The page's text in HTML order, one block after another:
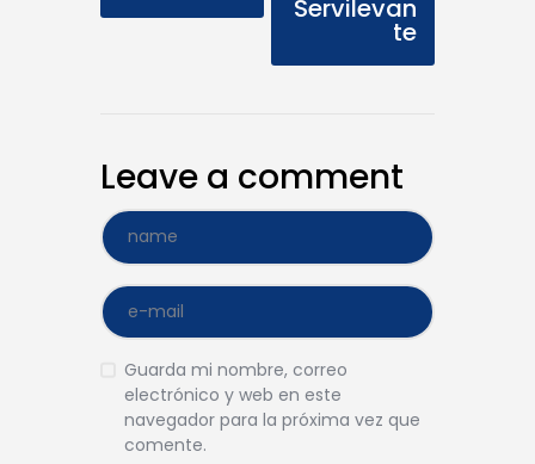
Servilevan
te
Leave a comment
Guarda mi nombre, correo
electrónico y web en este
navegador para la próxima vez que
comente.